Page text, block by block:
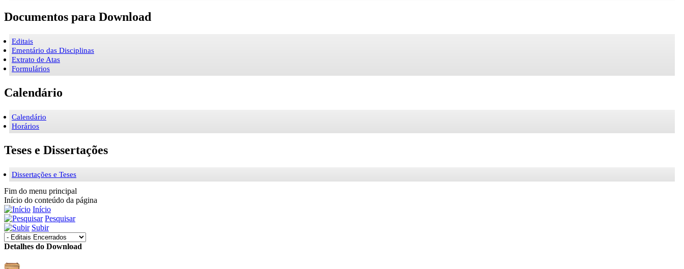
Documentos para Download
Editais
Ementário das Disciplinas
Extrato de Atas
Formulários
Calendário
Calendário
Horários
Teses e Dissertações
Dissertações e Teses
Fim do menu principal
Início do conteúdo da página
Início
Pesquisar
Subir
Detalhes do Download